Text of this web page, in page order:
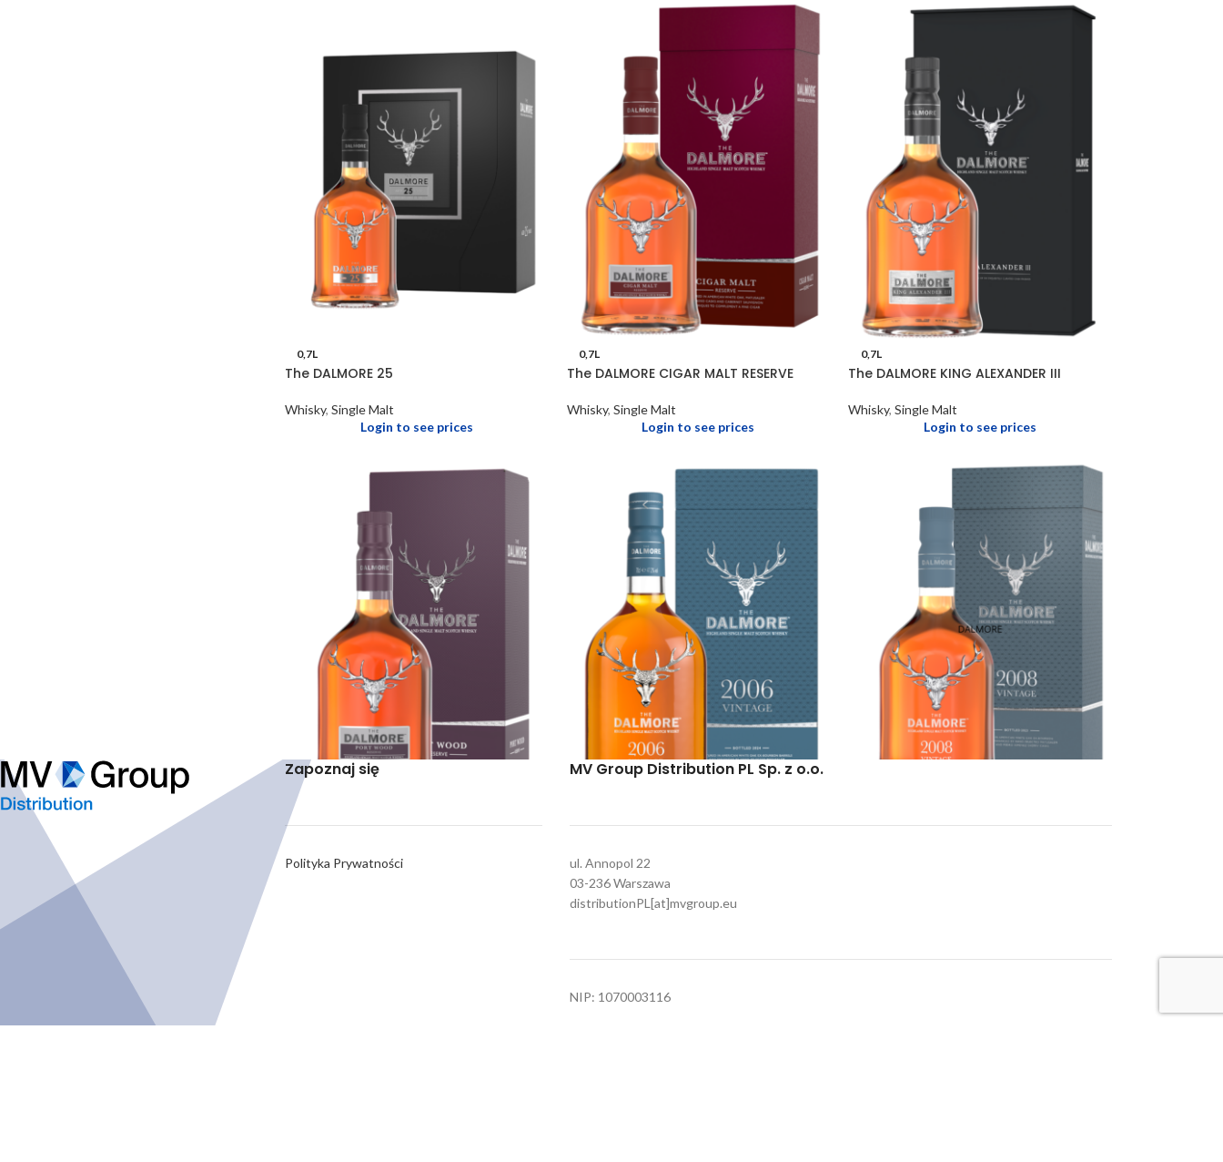
0,7L
The DALMORE 25
Whisky, Single Malt
Login to see prices
0,7L
The DALMORE CIGAR MALT RESERVE
Whisky, Single Malt
Login to see prices
0,7L
The DALMORE KING ALEXANDER III
Whisky, Single Malt
Login to see prices
The DALMORE PORT WOOD RESERVE
Whisky, Single Malt
Whisky,Single Malt
Login to see prices
Zapoznaj się
Polityka Prywatności
MV Group Distribution PL Sp. z o.o.
ul. Annopol 22
03-236 Warszawa
distributionPL[at]mvgroup.eu
NIP: 1070003116